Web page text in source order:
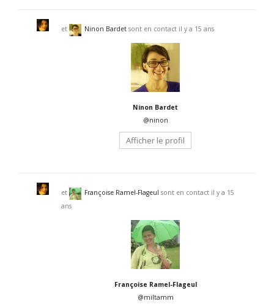
et Ninon Bardet sont en contact il y a 15 ans
Ninon Bardet
@ninon
Afficher le profil
et Françoise Ramel-Flageul sont en contact il y a 15
ans
Françoise Ramel-Flageul
@miltamm